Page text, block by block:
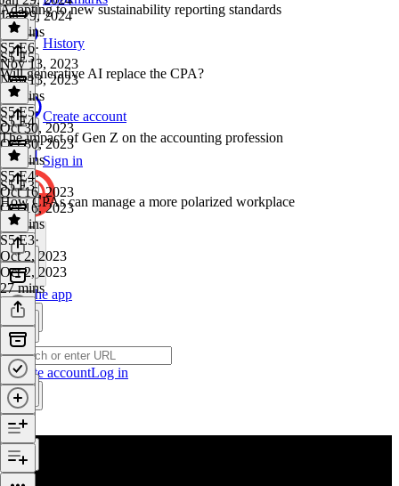
History
Create account
Sign in
Get the app
Create accountLog in
Jan 29, 2024
26 mins
Adapting to new sustainability reporting standards
S5 E6·
Nov 13, 2023
Nov 13, 2023
19 mins
S5 E5
Will generative AI replace the CPA?
S5 E5·
Oct 30, 2023
Oct 30, 2023
25 mins
S5 E4
The impact of Gen Z on the accounting profession
S5 E4·
Oct 16, 2023
Oct 16, 2023
25 mins
S5 E3
How CPAs can manage a more polarized workplace
S5 E3·
Oct 2, 2023
Oct 2, 2023
27 mins